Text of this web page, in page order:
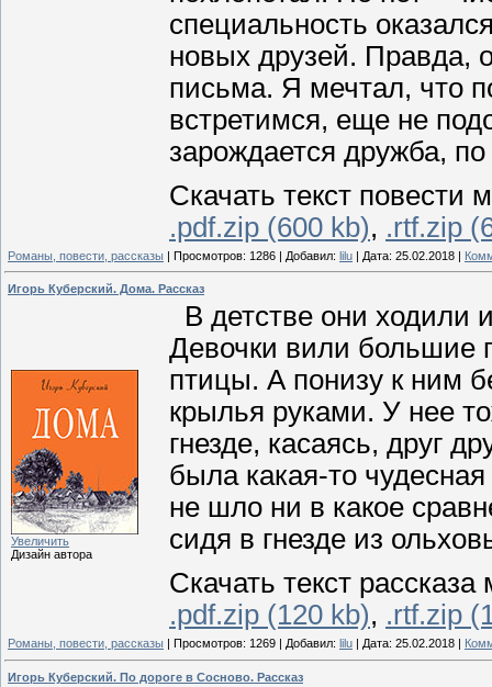
специальность
новых друзей. Правда,
письма. Я мечтал, что
встретимся, еще не
зарождается дружба,
Скачать текст повести
.pdf.zip (600 kb), .rtf.zip
Романы, повести, рассказы | Просмотров: 1286 | Добавил: lilu | Дата: 25.02.2018 |
Игорь Куберский. Дома. Рассказ
Увеличить
Дизайн автора
В детстве они ходили
Девочки вили большие
птицы. А понизу к ним
крылья руками. У нее
гнезде, касаясь, друг
была какая-то
не шло ни в какое
сидя в гнезде из
Скачать текст
.pdf.zip (120 kb), .rtf.zip
Романы, повести, рассказы Просмотров: 1269 Добавил: lilu Дата: 25.02.2018
Игорь Куберский. По дороге в Сосново. Рассказ